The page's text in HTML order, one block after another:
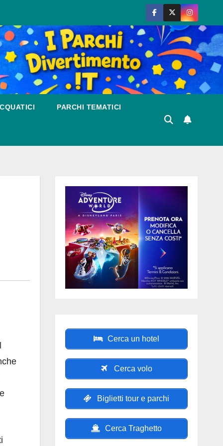
PARCHI TEMATICI
Cerca un hotel
Cerca volo
Biglietti tour e parchi
Cerca Traghetto